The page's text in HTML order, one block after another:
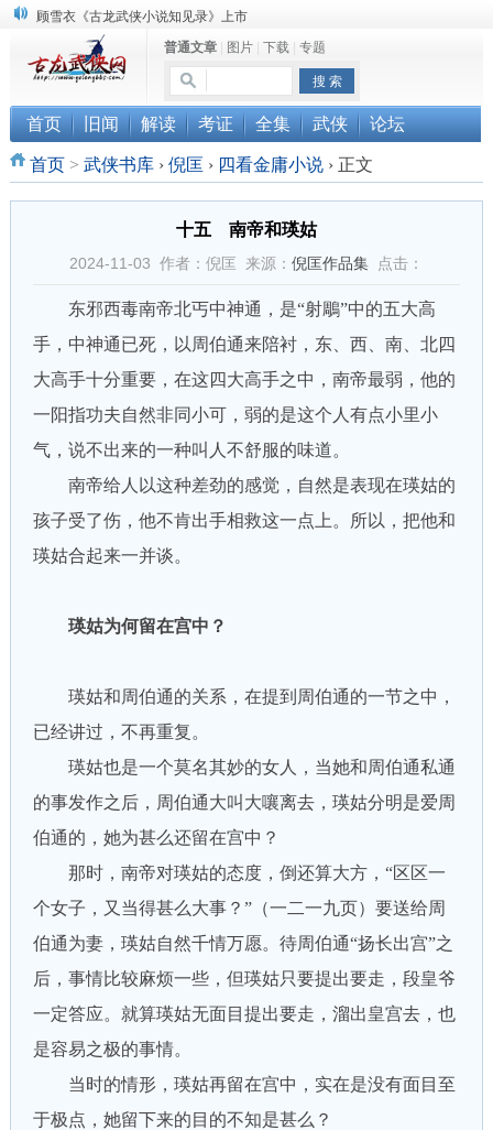
顾雪衣《古龙武侠小说知见录》上市
“武侠书库”查缺补漏活动圆满结束
《古龙小说原貌探究》修订版已上市
普通文章| 图片| 下载| 专题
首页 旧闻 解读 考证 全集 武侠 论坛
首页> 武侠书库 › 倪匡 › 四看金庸小说 ›正文
十五 南帝和瑛姑
2024-11-03 作者：倪匡 来源： 倪匡作品集点击：
东邪西毒南帝北丐中神通，是“射鵰”中的五大高
手，中神通已死，以周伯通来陪衬，东、西、南、北四
大高手十分重要，在这四大高手之中，南帝最弱，他的
一阳指功夫自然非同小可，弱的是这个人有点小里小
气，说不出来的一种叫人不舒服的味道。
南帝给人以这种差劲的感觉，自然是表现在瑛姑的
孩子受了伤，他不肯出手相救这一点上。所以，把他和
瑛姑合起来一并谈。
瑛姑为何留在宫中？
瑛姑和周伯通的关系，在提到周伯通的一节之中，
已经讲过，不再重复。
瑛姑也是一个莫名其妙的女人，当她和周伯通私通
的事发作之后，周伯通大叫大嚷离去，瑛姑分明是爱周
伯通的，她为甚么还留在宫中？
那时，南帝对瑛姑的态度，倒还算大方，“区区一
个女子，又当得甚么大事？”（一二一九页）要送给周
伯通为妻，瑛姑自然千情万愿。待周伯通“扬长出宫”之
后，事情比较麻烦一些，但瑛姑只要提出要走，段皇爷
一定答应。就算瑛姑无面目提出要走，溜出皇宫去，也
是容易之极的事情。
当时的情形，瑛姑再留在宫中，实在是没有面目至
于极点，她留下来的目的不知是甚么？